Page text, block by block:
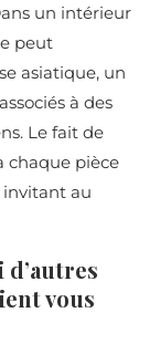
un intérieur
peut
asiatique, un
à des
Le fait de
chaque pièce
au
vous